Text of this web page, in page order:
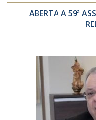
ABERTA A 59ª